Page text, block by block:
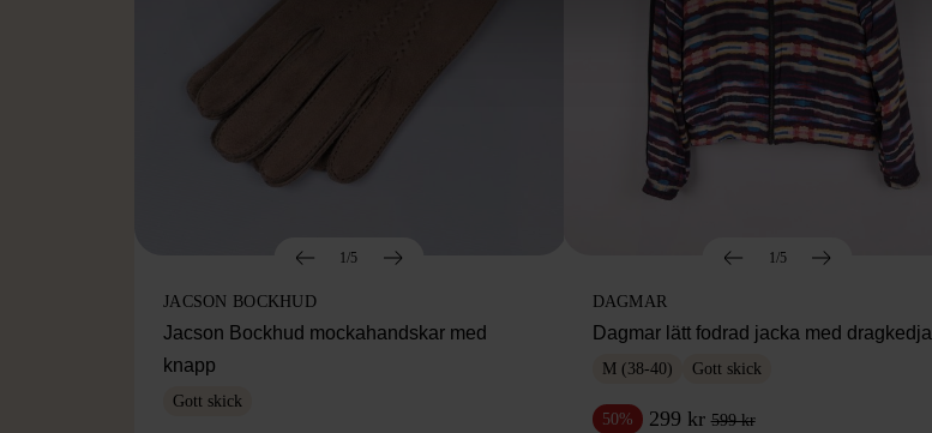
1/5
JACSON BOCKHUD
Jacson Bockhud mockahandskar med
knapp
Gott skick
1/5
DAGMAR
Dagmar lätt fodrad jacka med dragkedja
M (38-40) Gott skick
50% 299 kr599 kr